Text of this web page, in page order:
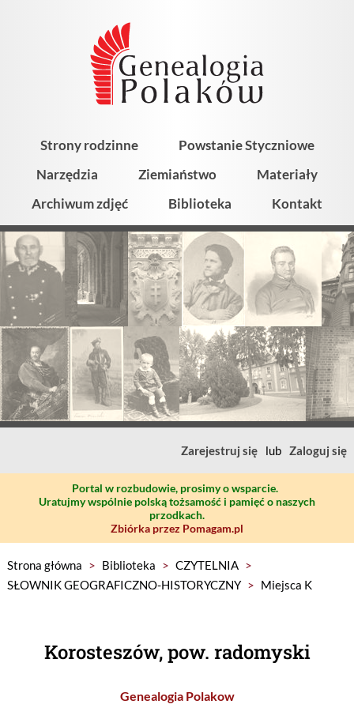
Strony rodzinne
Powstanie Styczniowe
Narzędzia
Ziemiaństwo
Materiały
Archiwum zdjęć
Biblioteka Kontakt
Zarejestruj się lub Zaloguj się
Portal w rozbudowie, prosimy o wsparcie.
Uratujmy wspólnie polską tożsamość i pamięć o naszych
przodkach.
Zbiórka przez Pomagam.pl
Strona główna > Biblioteka > CZYTELNIA >
SŁOWNIK GEOGRAFICZNO-HISTORYCZNY > Miejsca K
Korosteszów, pow. radomyski
Genealogia Polakow